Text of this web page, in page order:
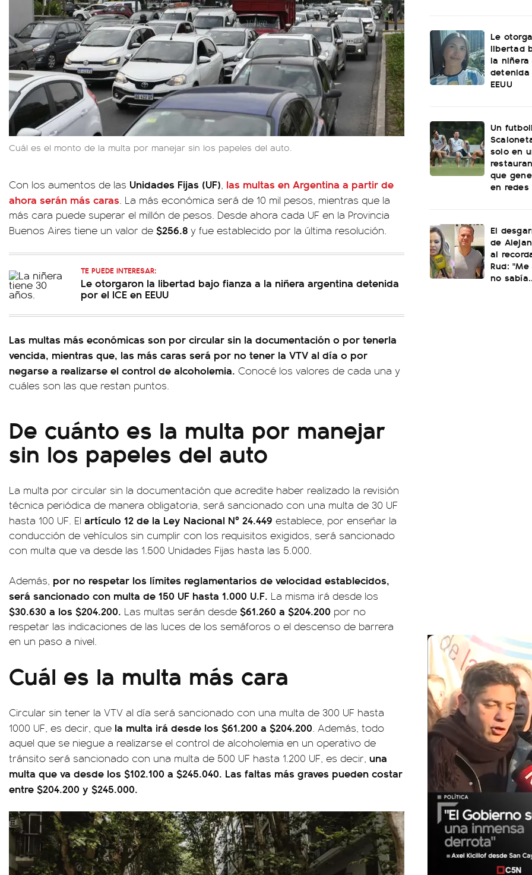
Cuál es el monto de la multa por manejar sin los papeles del auto.
Con los aumentos de las Unidades Fijas (UF), las multas en Argentina a partir de
ahora serán más caras. La más económica será de 10 mil pesos, mientras que la
más cara puede superar el millón de pesos. Desde ahora cada UF en la Provincia
Buenos Aires tiene un valor de $256.8 y fue establecido por la última resolución.
TE PUEDE INTERESAR:
Le otorgaron la libertad bajo fianza a la niñera argentina detenida
por el ICE en EEUU
Las multas más económicas son por circular sin la documentación o por tenerla
vencida, mientras que, las más caras será por no tener la VTV al día o por
negarse a realizarse el control de alcoholemia. Conocé los valores de cada una y
cuáles son las que restan puntos.
De cuánto es la multa por manejar
sin los papeles del auto
La multa por circular sin la documentación que acredite haber realizado la revisión
técnica periódica de manera obligatoria, será sancionado con una multa de 30 UF
hasta 100 UF. El artículo 12 de la Ley Nacional Nº 24.449 establece, por enseñar la
conducción de vehículos sin cumplir con los requisitos exigidos, será sancionado
con multa que va desde las 1.500 Unidades Fijas hasta las 5.000.
Además, por no respetar los límites reglamentarios de velocidad establecidos,
será sancionado con multa de 150 UF hasta 1.000 U.F. La misma irá desde los
$30.630 a los $204.200. Las multas serán desde $61.260 a $204.200 por no
respetar las indicaciones de las luces de los semáforos o el descenso de barrera
en un paso a nivel.
Cuál es la multa más cara
Circular sin tener la VTV al día será sancionado con una multa de 300 UF hasta
1000 UF, es decir, que la multa irá desde los $61.200 a $204.200. Además, todo
aquel que se niegue a realizarse el control de alcoholemia en un operativo de
tránsito será sancionado con una multa de 500 UF hasta 1.200 UF, es decir, una
multa que va desde los $102.100 a $245.040. Las faltas más graves pueden costar
entre $204.200 y $245.000.
Le
libertad
la
detenida
EEUU
Un
solo en
que
en redes
El
de
al
Rud:
no